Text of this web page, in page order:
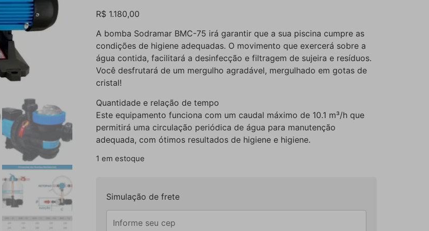
R$1.180,00
A bomba Sodramar BMC-75 irá garantir que a sua piscina cumpre as
condições de higiene adequadas. O movimento que exercerá sobre a
água contida, facilitará a desinfecção e filtragem de sujeira e resíduos.
Você desfrutará de um mergulho agradável, mergulhado em gotas de
cristal!
Quantidade e relação de tempo
Este equipamento funciona com um caudal máximo de 10.1 m³/h que
permitirá uma circulação periódica de água para manutenção
adequada, com ótimos resultados de higiene e higiene.
1 em estoque
Simulação de frete